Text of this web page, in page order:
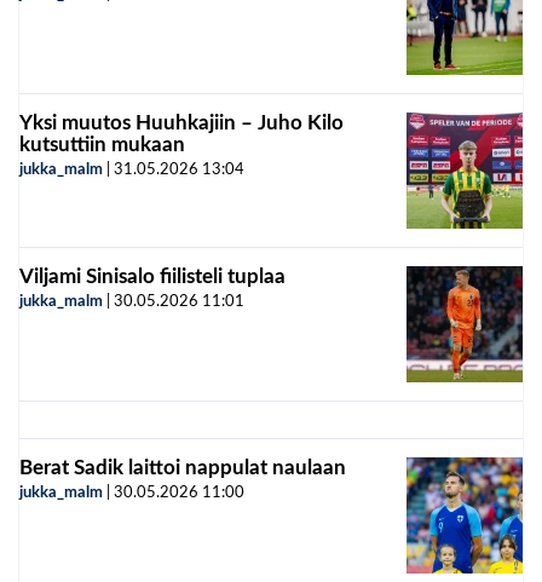
Yksi muutos Huuhkajiin – Juho Kilo
kutsuttiin mukaan
jukka_malm 31.05.2026 13:04
Viljami Sinisalo fiilisteli tuplaa
jukka_malm 30.05.2026 11:01
Berat Sadik laittoi nappulat naulaan
jukka_malm 30.05.2026 11:00